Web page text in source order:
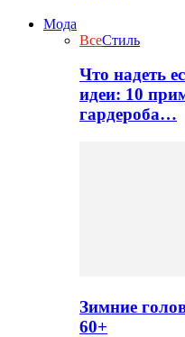
Мода
ВсеСтиль
Что надеть
идеи: 10
гардероба…
Зимние
60+